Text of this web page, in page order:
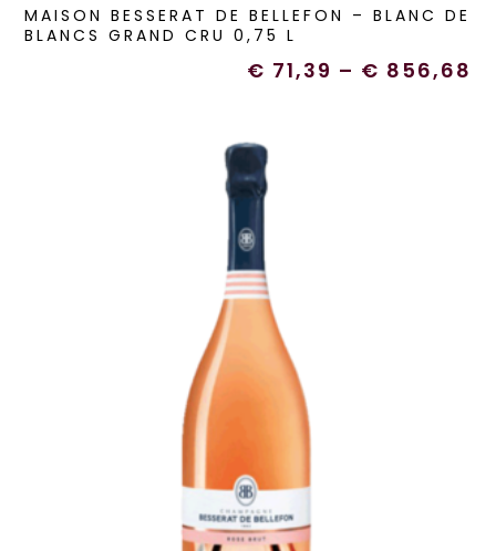
MAISON BESSERAT DE BELLEFON – BLANC DE
BLANCS GRAND CRU 0,75 L
€ 71,39 – € 856,68